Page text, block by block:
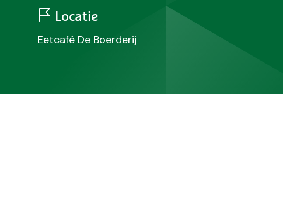
Locatie
Eetcafé De Boerderij